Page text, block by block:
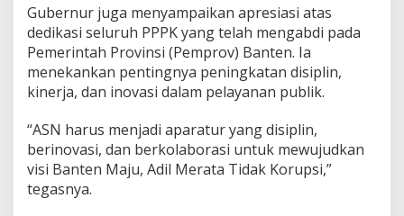
i
s
i
p
i
a
n
J
Gubernur juga menyampaikan apresiasi atas
dedikasi seluruh PPPK yang telah mengabdi pada
Pemerintah Provinsi (Pemprov) Banten. Ia
menekankan pentingnya peningkatan disiplin,
kinerja, dan inovasi dalam pelayanan publik.
“ASN harus menjadi aparatur yang disiplin,
berinovasi, dan berkolaborasi untuk mewujudkan
visi Banten Maju, Adil Merata Tidak Korupsi,”
tegasnya.